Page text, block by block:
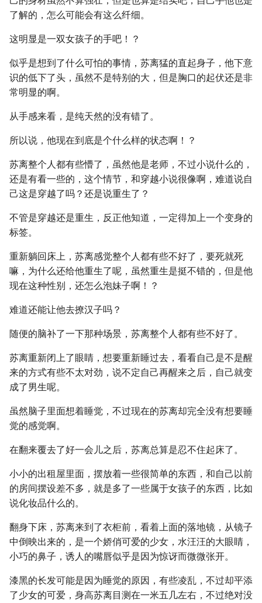
了解的，怎么可能会有这么纤细。
这明显是一双女孩子的手吧！？
似乎是想到了什么可怕的事情，苏离猛的直起身子，他下意
识的低下了头，虽然不是特别的大，但是胸口的起伏还是非
常明显的啊。
从手感来看，是纯天然的没有错了。
所以说，他现在到底是个什么样的状态啊！？
苏离整个人都有些懵了，虽然他是老师，不过小说什么的，
还是有看一些的，这个情节，和穿越小说很像啊，难道说自
己这是穿越了吗？还是说重生了？
不管是穿越还是重生，反正他知道，一定得加上一个变身的
标签。
重新躺回床上，苏离感觉整个人都有些不好了，要死就死
嘛，为什么还给他重生了呢，虽然重生是挺不错的，但是他
现在这种性别，还怎么泡妹子啊！？
难道还能让他去撩汉子吗？
随便的脑补了一下那种场景，苏离整个人都有些不好了。
苏离重新闭上了眼睛，想要重新睡过去，看看自己是不是醒
来的方式有些不太对劲，说不定自己再醒来之后，自己就变
成了男生呢。
虽然脑子里面想着睡觉，不过现在的苏离却完全没有想要睡
觉的感觉啊。
在翻来覆去了好一会儿之后，苏离总算是忍不住起床了。
小小的出租屋里面，摆放着一些很简单的东西，和自己以前
的房间摆设差不多，就是多了一些属于女孩子的东西，比如
说化妆品什么的。
翻身下床，苏离来到了衣柜前，看着上面的落地镜，从镜子
中倒映出来的，是一个娇俏可爱的少女，水汪汪的大眼睛，
小巧的鼻子，诱人的嘴唇似乎是因为惊讶而微微张开。
漆黑的长发可能是因为睡觉的原因，有些凌乱，不过却平添
了少女的可爱，身高苏离目测在一米五几左右，不过绝对没